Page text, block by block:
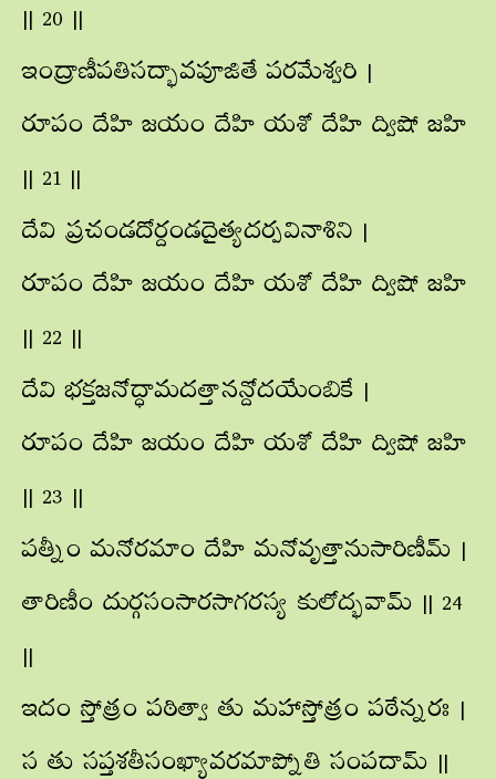
|| 20 ||
ఇంద్రాణీపతిసద్భావపూజితే పరమేశ్వరి |
రూపం దేహి జయం దేహి యశో దేహి ద్విషో జహి
|| 21 ||
దేవి ప్రచండదోర్దండదైత్యదర్పవినాశిని |
రూపం దేహి జయం దేహి యశో దేహి ద్విషో జహి
|| 22 ||
దేవి భక్తజనోద్ధామదత్తానన్దోదయేంబికే |
రూపం దేహి జయం దేహి యశో దేహి ద్విషో జహి
|| 23 ||
పత్నీం మనోరమాం దేహి మనోవృత్తానుసారిణీమ్ |
తారిణీం దుర్గసంసారసాగరస్య కులోద్భవామ్ || 24
||
ఇదం స్తోత్రం పఠిత్వా తు మహాస్తోత్రం పఠేన్నరః |
స తు సప్తశతీసంఖ్యావరమాప్నోతి సంపదామ్ ||